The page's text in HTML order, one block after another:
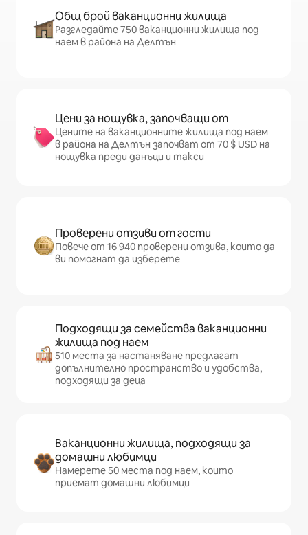
Общ брой ваканционни жилища
Разгледайте 750 ваканционни жилища под
наем в района на Делтън
Цени за нощувка, започващи от
Цените на ваканционните жилища под наем
в района на Делтън започват от 70 $ USD на
нощувка преди данъци и такси
Проверени отзиви от гости
Повече от 16 940 проверени отзива, които да
ви помогнат да изберете
Подходящи за семейства ваканционни
жилища под наем
510 места за настаняване предлагат
допълнително пространство и удобства,
подходящи за деца
Ваканционни жилища, подходящи за
домашни любимци
Намерете 50 места под наем, които
приемат домашни любимци